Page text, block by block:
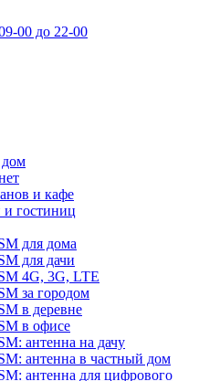
00 до 22-00
дом
и кафе
и гостиниц
для дома
для дачи
4G, 3G, LTE
за городом
в деревне
в офисе
антенна на дачу
антенна в частный дом
антенна для цифрового